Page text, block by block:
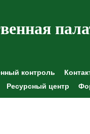
контроль
Ресурсный центр